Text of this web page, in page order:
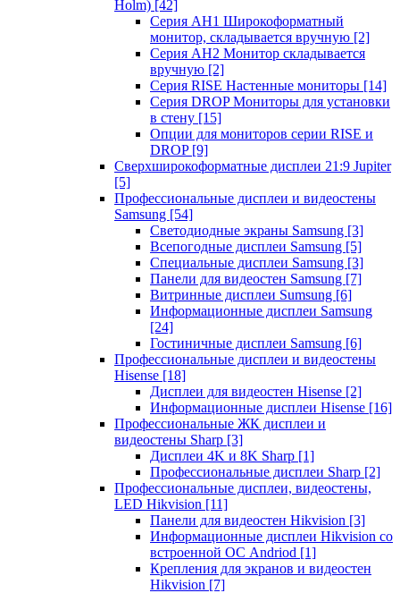
Holm) [42]
Серия AH1 Широкоформатный
монитор, складывается вручную [2]
Серия AH2 Монитор складывается
вручную [2]
Серия RISE Настенные мониторы [14]
Серия DROP Мониторы для установки
в стену [15]
Опции для мониторов серии RISE и
DROP [9]
Сверхширокоформатные дисплеи 21:9 Jupiter
[5]
Профессиональные дисплеи и видеостены
Samsung [54]
Светодиодные экраны Samsung [3]
Всепогодные дисплеи Samsung [5]
Специальные дисплеи Samsung [3]
Панели для видеостен Samsung [7]
Витринные дисплеи Sumsung [6]
Информационные дисплеи Samsung
[24]
Гостиничные дисплеи Samsung [6]
Профессиональные дисплеи и видеостены
Hisense [18]
Дисплеи для видеостен Hisense [2]
Информационные дисплеи Hisense [16]
Профессиональные ЖК дисплеи и
видеостены Sharp [3]
Дисплеи 4K и 8K Sharp [1]
Профессиональные дисплеи Sharp [2]
Профессиональные дисплеи, видеостены,
LED Hikvision [11]
Панели для видеостен Hikvision [3]
Информационные дисплеи Hikvision со
встроенной ОС Andriod [1]
Крепления для экранов и видеостен
Hikvision [7]